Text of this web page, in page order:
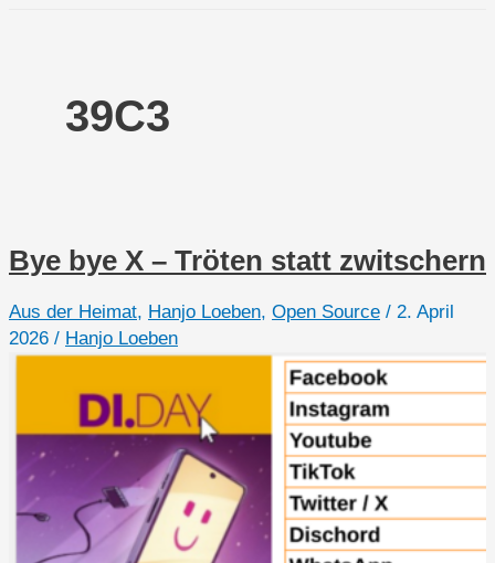
39C3
Bye bye X – Tröten statt zwitschern
Aus der Heimat, Hanjo Loeben, Open Source / 2. April
2026 / Hanjo Loeben